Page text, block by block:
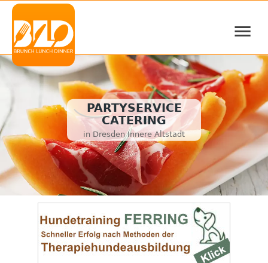
≡
PARTYSERVICE
CATERING
in Dresden Innere Altstadt